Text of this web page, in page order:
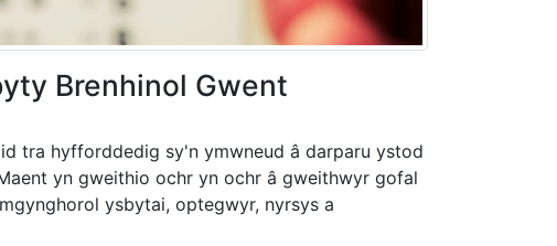
Brenhinol Gwent
tra hyfforddedig sy'n ymwneud â darparu ystod
yn gweithio ochr yn ochr â gweithwyr gofal
ysbytai, optegwyr, nyrsys a